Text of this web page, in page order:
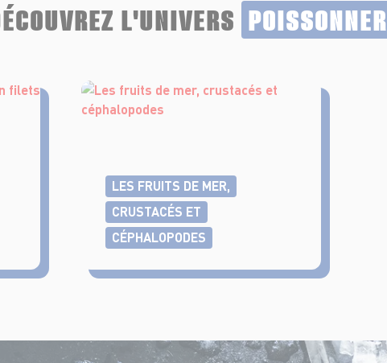
L'UNIVERS
LES FRUITS DE MER,
CRUSTACÉS ET
CÉPHALOPODES